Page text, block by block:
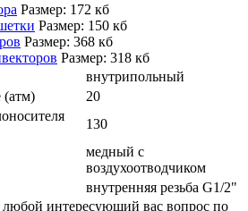
Размер: 172 кб
Размер: 150 кб
Размер: 368 кб
Размер: 318 кб
внутрипольный
(атм)
20
130
медный с
воздухоотводчиком
внутренняя резьба G1/2"
любой интересующий вас вопрос по